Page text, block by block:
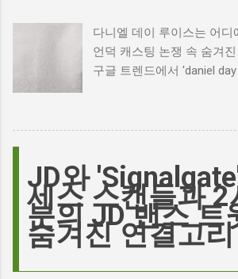
다니엘 데이 루이스는 어디
언덕 캐스팅 논쟁 속 숨겨
구글 트렌드에서 'daniel day
이름이 왜 다시 사람들의
요? 표면적으로는 마고 로
이 그 시작입니다. 하지만
는 예술에 대한 깊은 갈망
끊임없는 열망이 숨겨져 있
Plufow Le Studio on
리고 캐스팅 논쟁의 불씨 최
JD와
세스 스캔들과 2
분의 JD 밴스 트
숨겨진 연결고리